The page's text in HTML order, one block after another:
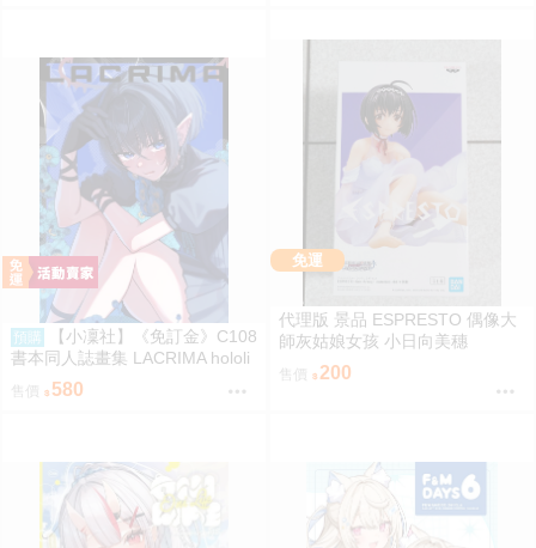
預購
【小凜社】《免訂金》C108
書本同人誌畫集 LACRIMA hololi
ve 一伊那爾栖
售價 580
免運
代理版 景品 ESPRESTO 偶像大
師灰姑娘女孩 小日向美穗
200